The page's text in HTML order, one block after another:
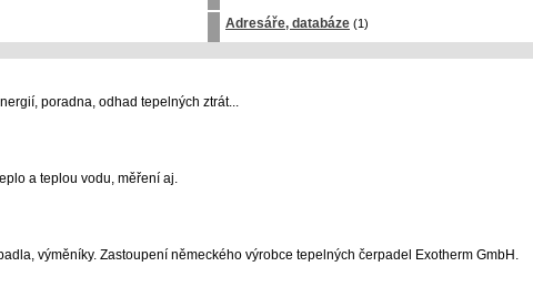
Adresáře, databáze (1)
poradna, odhad tepelných ztrát...
a teplou vodu, měření aj.
výměníky. Zastoupení německého výrobce tepelných čerpadel Exotherm GmbH.